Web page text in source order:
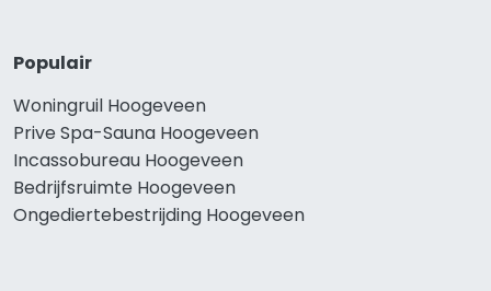
Populair
Woningruil Hoogeveen
Prive Spa-Sauna Hoogeveen
Incassobureau Hoogeveen
Bedrijfsruimte Hoogeveen
Ongediertebestrijding Hoogeveen